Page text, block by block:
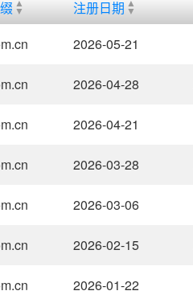
注册日期
2026-05-21
2026-04-28
2026-04-21
2026-03-28
2026-03-06
2026-02-15
2026-01-22